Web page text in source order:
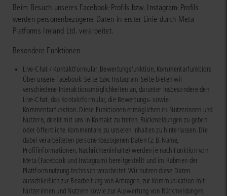
Beim Besuch unseres Facebook-Profils bzw. Instagram-Profils
werden personenbezogene Daten in erster Linie durch Meta
Platforms Ireland Ltd. verarbeitet.
Besondere Funktionen
Live-Chat / Kontaktformular, Bewertungsfunktion, Kommentarfunktion:
Über unsere Facebook-Seite bzw. Instagram-Seite bieten wir
verschiedene Interaktionsmöglichkeiten an, darunter insbesondere den
Live-Chat, das Kontaktformular, die Bewertungs- sowie
Kommentarfunktion. Diese Funktionen ermöglichen es Nutzerinnen und
Nutzern, direkt mit uns in Kontakt zu treten, Rückmeldungen zu geben
oder öffentliche Kommentare zu unseren Inhalten zu hinterlassen. Die
dabei verarbeiteten personenbezogenen Daten (z. B. Name,
Profilinformationen, Nachrichteninhalte) werden je nach Funktion von
Meta (Facebook und Instagram) bereitgestellt und im Rahmen der
Plattformnutzung technisch verarbeitet. Wir nutzen diese Daten
ausschließlich zur Bearbeitung von Anfragen, zur Kommunikation mit
Nutzerinnen und Nutzern sowie zur Auswertung von Rückmeldungen,